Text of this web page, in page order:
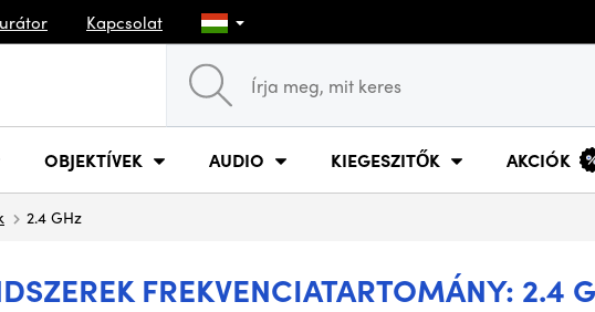
Kapcsolat
OBJEKTÍVEK AUDIO KIEGESZITŐK AKCIÓK
2.4 GHz
FREKVENCIATARTOMÁNY: 2.4